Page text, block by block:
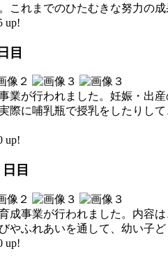
これまでのひたむきな努力の成
up!
目
業が行われました。妊娠・出
際に哺乳瓶で授乳をしたりし
up!
目
成事業が行われました。内容
やふれあいを通して、幼い子
up!